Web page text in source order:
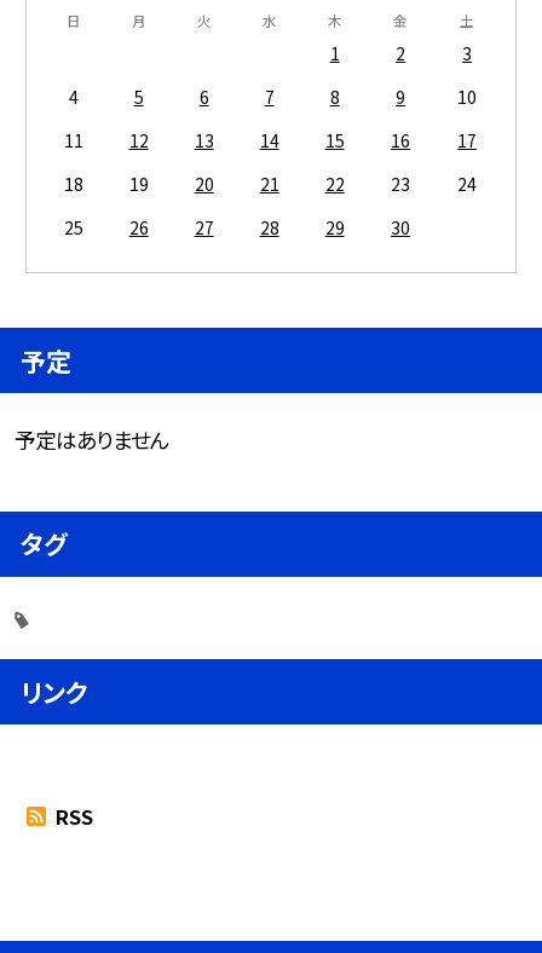
日 月 火 水 木 金 土
1 2
3
4
5 6 7 8 9
10
11
12 13 14 15 16
17
18
19 20 21 22 23
24
25
26 27 28 29 30
予定
予定はありません
タグ
リンク
RSS